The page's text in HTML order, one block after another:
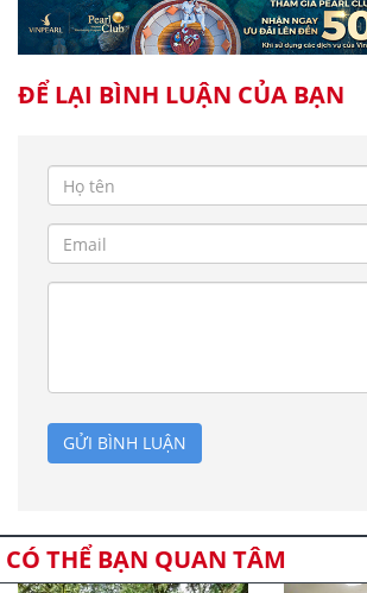
ĐỂ LẠI BÌNH LUẬN CỦA BẠN
GỬI BÌNH LUẬN
CÓ THỂ BẠN QUAN TÂM